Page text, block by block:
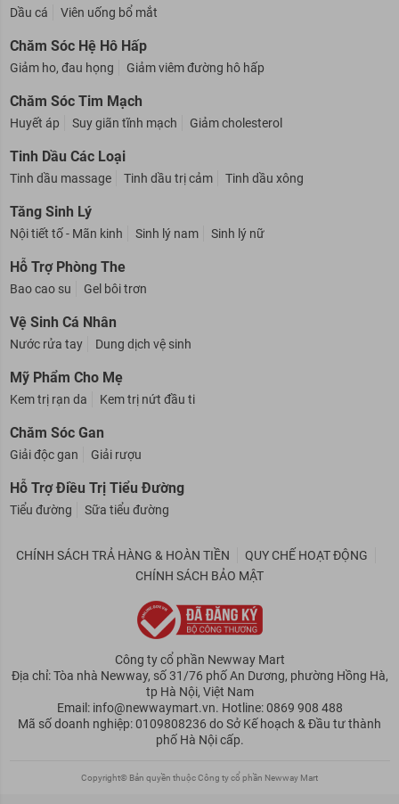
Dầu cá Viên uống bổ mắt
Chăm Sóc Hệ Hô Hấp
Giảm ho, đau họng Giảm viêm đường hô hấp
Chăm Sóc Tim Mạch
Huyết áp Suy giãn tĩnh mạch Giảm cholesterol
Tinh Dầu Các Loại
Tinh dầu massage Tinh dầu trị cảm Tinh dầu xông
Tăng Sinh Lý
Nội tiết tố - Mãn kinh Sinh lý nam Sinh lý nữ
Hỗ Trợ Phòng The
Bao cao su Gel bôi trơn
Vệ Sinh Cá Nhân
Nước rửa tay Dung dịch vệ sinh
Mỹ Phẩm Cho Mẹ
Kem trị rạn da Kem trị nứt đầu ti
Chăm Sóc Gan
Giải độc gan Giải rượu
Hỗ Trợ Điều Trị Tiểu Đường
Tiểu đường Sữa tiểu đường
CHÍNH SÁCH TRẢ HÀNG & HOÀN TIỀN
QUY CHẾ HOẠT ĐỘNG
CHÍNH SÁCH BẢO MẬT
Công ty cổ phần Newway Mart
Địa chỉ: Tòa nhà Newway, số 31/76 phố An Dương, phường Hồng Hà,
tp Hà Nội, Việt Nam
Email: info@newwaymart.vn. Hotline: 0869 908 488
Mã số doanh nghiệp: 0109808236 do Sở Kế hoạch & Đầu tư thành
phố Hà Nội cấp.
Copyright© Bản quyền thuộc Công ty cổ phần Newway Mart